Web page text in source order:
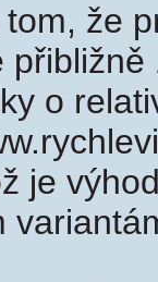
že
o
je